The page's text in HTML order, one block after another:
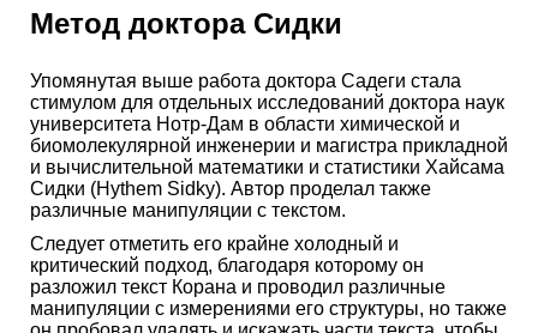
Метод доктора Сидки
Упомянутая выше работа доктора Садеги стала
стимулом для отдельных исследований доктора наук
университета Нотр-Дам в области химической и
биомолекулярной инженерии и магистра прикладной
и вычислительной математики и статистики Хайсама
Сидки (Hythem Sidky). Автор проделал также
различные манипуляции с текстом.
Следует отметить его крайне холодный и
критический подход, благодаря которому он
разложил текст Корана и проводил различные
манипуляции с измерениями его структуры, но также